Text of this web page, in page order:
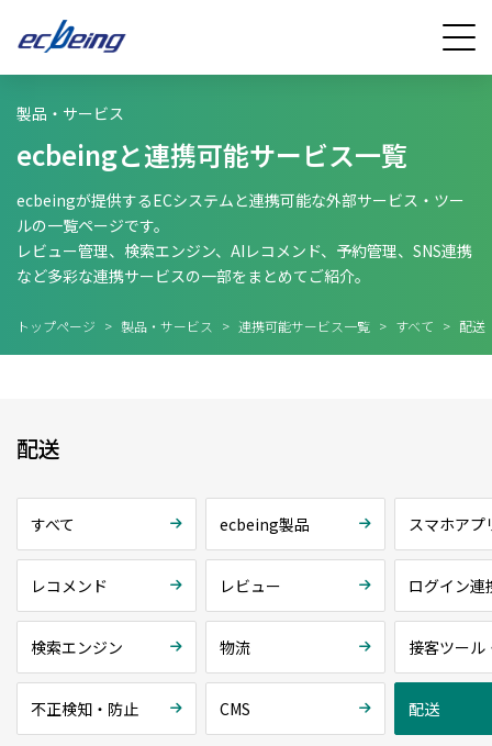
製品・サービス
ecbeingと連携可能サービス一覧
ecbeingが提供するECシステムと連携可能な外部サービス・ツー
ルの一覧ページです。
レビュー管理、検索エンジン、AIレコメンド、予約管理、SNS連携
など多彩な連携サービスの一部をまとめてご紹介。
トップページ > 製品・サービス > 連携可能サービス一覧 > すべて > 配送
配送
すべて ecbeing製品 スマホアプ
レコメンド レビュー ログイン連
検索エンジン 物流 接客ツール
不正検知・防止 CMS 配送